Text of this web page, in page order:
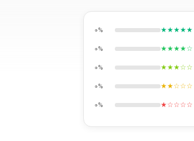
★★★★★
0%
★★★★☆
0%
★★★☆☆
0%
★★☆☆☆
0%
★☆☆☆☆
0%